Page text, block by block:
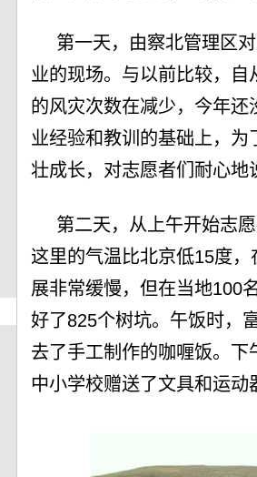
第一天，由察北管理区
业的现场。与以前比较，
的风灾次数在减少，今年
业经验和教训的基础上，
壮成长，对志愿者们耐心地
第二天，从上午开始志
这里的气温比北京低15度
展非常缓慢，但在当地100
好了825个树坑。午饭时，
去了手工制作的咖喱饭。
中小学校赠送了文具和运动